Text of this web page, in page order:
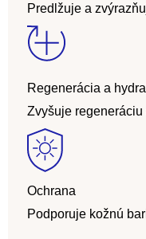
Predlžuje a
Regenerácia a
Zvyšuje
Ochrana
Podporuje kožnú